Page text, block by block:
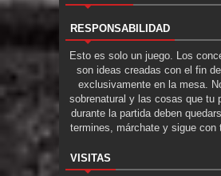
RESPONSABILIDAD
Esto es solo un juego. Los
son ideas creadas con el fin
exclusivamente en la mesa.
sobrenatural y las cosas que tu
durante la partida deben
termines, márchate y sigue con
VISITAS